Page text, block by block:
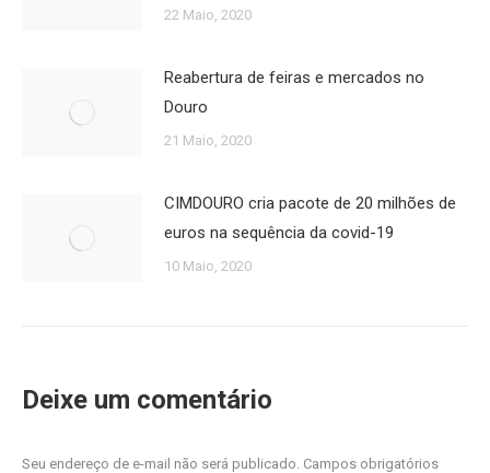
22 Maio, 2020
Reabertura de feiras e mercados no
Douro
21 Maio, 2020
CIMDOURO cria pacote de 20 milhões de
euros na sequência da covid-19
10 Maio, 2020
Deixe um comentário
Seu endereço de e-mail não será publicado. Campos obrigatórios